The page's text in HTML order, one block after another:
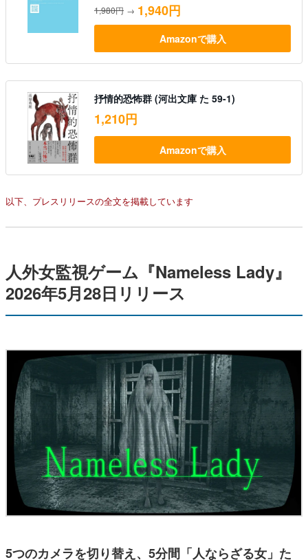
1,980円 → 1,940円
Amazonで購入
抒情的恐怖群 (河出文庫 た 59-1)
1,210円
Amazonで購入
以下、プレスリリースの全文を掲載しています
人外女監視ゲーム『Nameless Lady』
2026年5月28日リリース
5つのカメラを切り替え、5分間「人ならざる女」た